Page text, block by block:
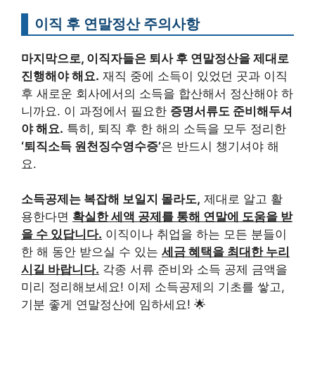
이직 후 연말정산 주의사항
마지막으로, 이직자들은 퇴사 후 연말정산을 제대로
진행해야 해요. 재직 중에 소득이 있었던 곳과 이직
후 새로운 회사에서의 소득을 합산해서 정산해야 하
니까요. 이 과정에서 필요한 증명서류도 준비해두셔
야 해요. 특히, 퇴직 후 한 해의 소득을 모두 정리한
‘퇴직소득 원천징수영수증’은 반드시 챙기셔야 해
요.
소득공제는 복잡해 보일지 몰라도, 제대로 알고 활
용한다면 확실한 세액 공제를 통해 연말에 도움을 받
을 수 있답니다. 이직이나 취업을 하는 모든 분들이
한 해 동안 받으실 수 있는 세금 혜택을 최대한 누리
시길 바랍니다. 각종 서류 준비와 소득 공제 금액을
미리 정리해보세요! 이제 소득공제의 기초를 쌓고,
기분 좋게 연말정산에 임하세요! 🌟